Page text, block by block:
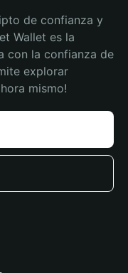
de confianza y
Wallet es la
con la confianza de
explorar
mismo!